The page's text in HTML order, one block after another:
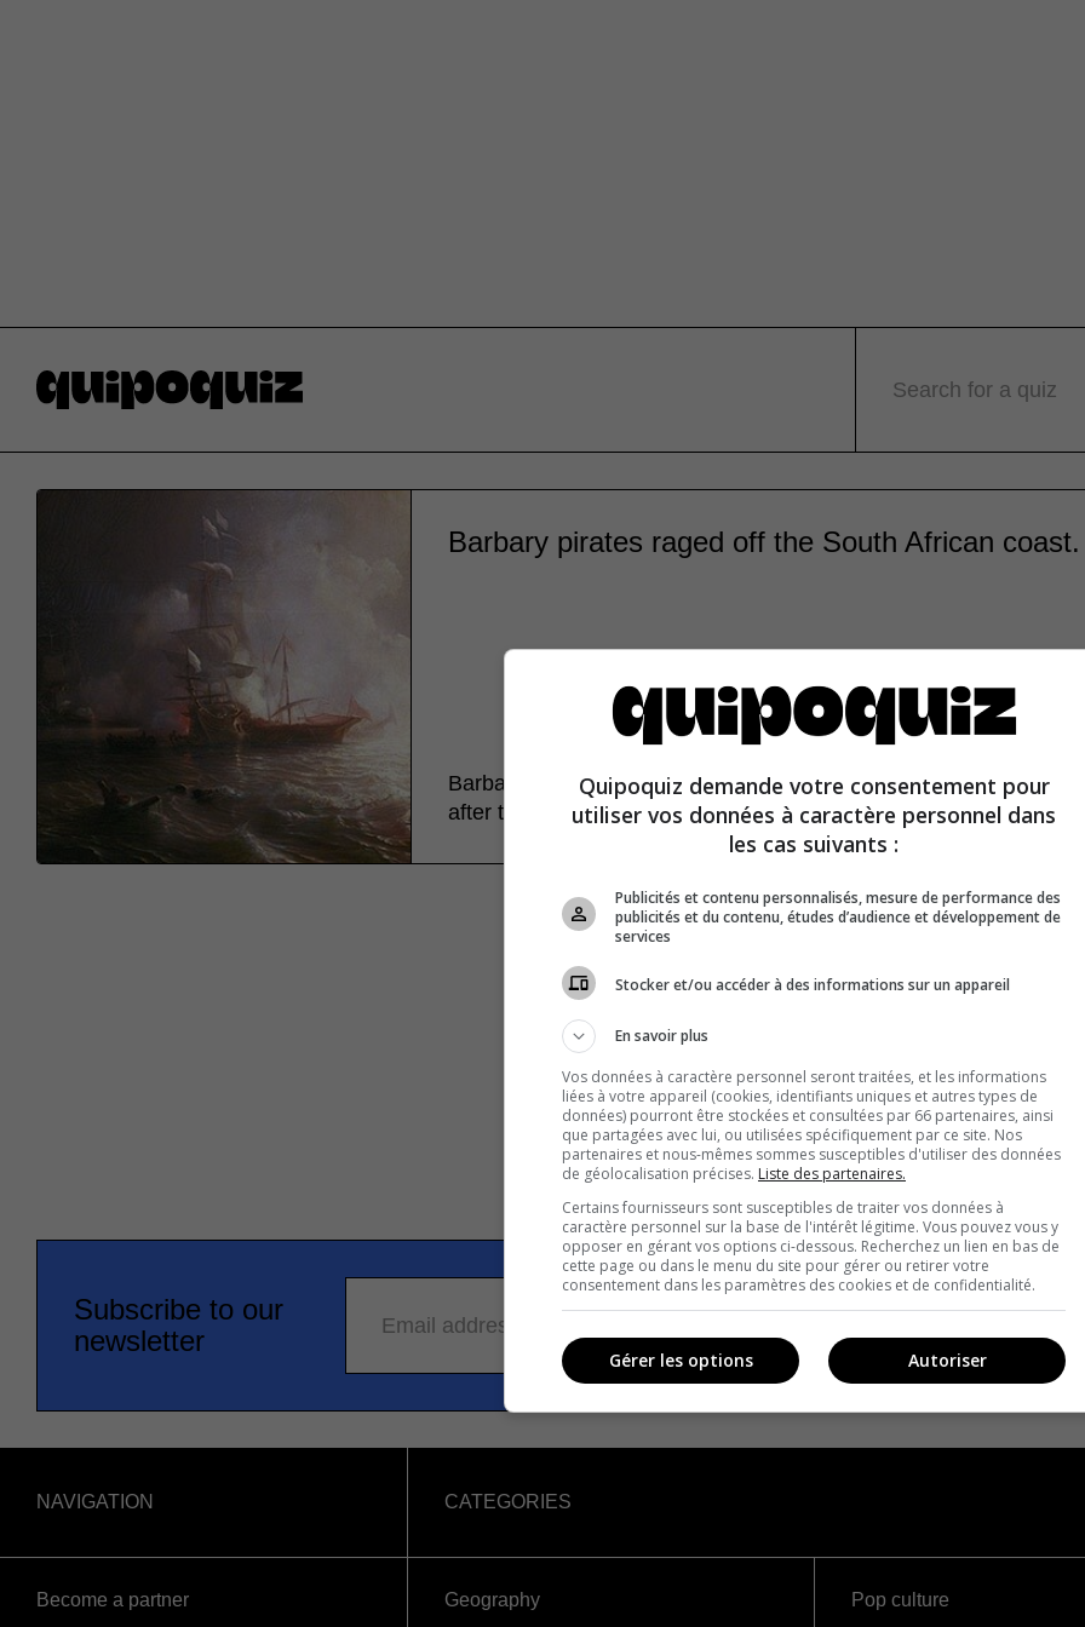
Search for a quiz
Barbary pirates raged off the South African coast.
Barbary was the name of the pirates operating in the
after the Muslim conquest.
Subscribe to our
newsletter
Email address
NAVIGATION
Become a partner
CATEGORIES
Geography
Pop culture
Quipoquiz demande votre consentement pour
utiliser vos données à caractère personnel dans
les cas suivants :
Publicités et contenu personnalisés, mesure de performance des
publicités et du contenu, études d’audience et développement de
services
Stocker et/ou accéder à des informations sur un appareil
En savoir plus
Vos données à caractère personnel seront traitées, et les informations
liées à votre appareil (cookies, identifiants uniques et autres types de
données) pourront être stockées et consultées par 66 partenaires, ainsi
que partagées avec lui, ou utilisées spécifiquement par ce site. Nos
partenaires et nous-mêmes sommes susceptibles d'utiliser des données
de géolocalisation précises. Liste des partenaires.
Certains fournisseurs sont susceptibles de traiter vos données à
caractère personnel sur la base de l'intérêt légitime. Vous pouvez vous y
opposer en gérant vos options ci-dessous. Recherchez un lien en bas de
cette page ou dans le menu du site pour gérer ou retirer votre
consentement dans les paramètres des cookies et de confidentialité.
Autoriser
Gérer les options